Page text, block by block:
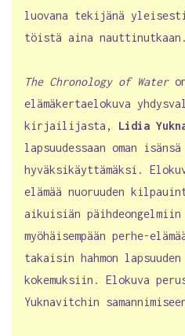
luovana tekijänä
töistä aina nauttinutkaan.
The Chronology of Water
elämäkertaelokuva
kirjailijasta,
Lidia
lapsuudessaan oman
hyväksikäyttämäksi.
elämää nuoruuden
aikuisiän
myöhäisempään perhe-
takaisin hahmon
kokemuksiin. Elokuva
Yuknavitchin